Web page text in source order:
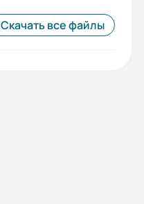
Скачать все файлы